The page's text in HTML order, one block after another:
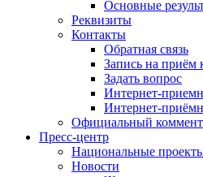
Основные
Реквизиты
Контакты
Обратная связь
Запись на приём
Задать вопрос
Интернет-
Интернет-
Официальный
Пресс-центр
Национальные
Новости